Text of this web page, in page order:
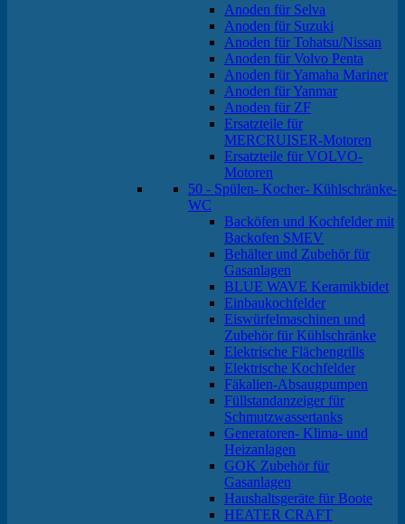
Anoden für Selva
Anoden für Suzuki
Anoden für Tohatsu/Nissan
Anoden für Volvo Penta
Anoden für Yamaha Mariner
Anoden für Yanmar
Anoden für ZF
Ersatzteile für
MERCRUISER-Motoren
Ersatzteile für VOLVO-
Motoren
50 - Spülen- Kocher- Kühlschränke-
WC
Backöfen und Kochfelder mit
Backofen SMEV
Behälter und Zubehör für
Gasanlagen
BLUE WAVE Keramikbidet
Einbaukochfelder
Eiswürfelmaschinen und
Zubehör für Kühlschränke
Elektrische Flächengrills
Elektrische Kochfelder
Fäkalien-Absaugpumpen
Füllstandanzeiger für
Schmutzwassertanks
Generatoren- Klima- und
Heizanlagen
GOK Zubehör für
Gasanlagen
Haushaltsgeräte für Boote
HEATER CRAFT